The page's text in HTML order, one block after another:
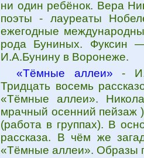
ни один ребёнок. Вера
поэты - лауреаты
ежегодные
рода Буниных. Фуксин —
И.А.Бунину в Воронеже.
«Тёмные аллеи» -
Тридцать восемь
«Тёмные аллеи».
мрачный осенний пейзаж
(работа в группах). В
рассказа. В чём же
«Тёмные аллеи». Образы